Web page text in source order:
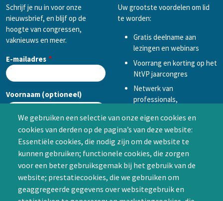
We gebruiken een selectie van onze eigen cookies en
cookies van derden op de pagina’s van deze website:
Essentiële cookies, die nodig zijn om de website te
kunnen gebruiken; functionele cookies, die zorgen
voor een beter gebruiksgemak bij het gebruik van de
website; prestatiecookies, die we gebruiken om
geaggregeerde gegevens over websitegebruik en
Schrijf je nu in voor onze
nieuwsbrief, en blijf op de
hoogte van congressen,
vaknieuws en meer.
E-mailadres
Voornaam (optioneel)
Achternaam (optioneel)
CAPTCHA
Uw grootste voordelen om lid
te worden:
Gratis deelname aan
lezingen en webinars
Voorrang en korting op het
NtVP jaarcongres
Netwerk van
professionals,
samenwerken in een van
de Special Interest
Groepen (SIG’s) of zelf een
SIG initiëren
Word lid